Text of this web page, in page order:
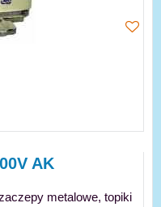
AK
metalowe, topiki